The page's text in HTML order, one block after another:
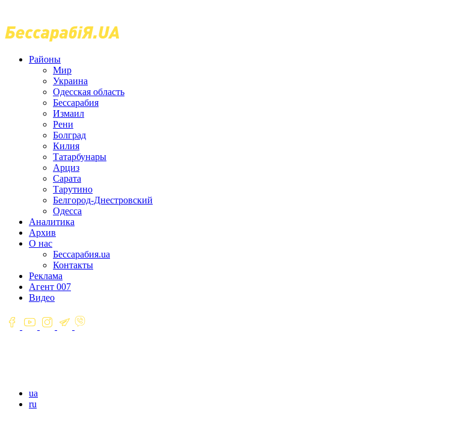
Районы
Мир
Украина
Одесская область
Бессарабия
Измаил
Рени
Болград
Килия
Татарбунары
Арциз
Сарата
Тарутино
Белгород-Днестровский
Одесса
Аналитика
Архив
О нас
Бессарабия.ua
Контакты
Реклама
Агент 007
Видео
ua
ru